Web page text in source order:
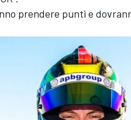
prendere punti e